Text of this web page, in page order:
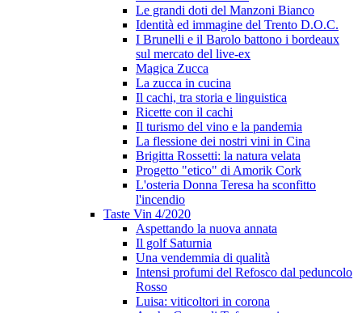
Le grandi doti del Manzoni Bianco
Identità ed immagine del Trento D.O.C.
I Brunelli e il Barolo battono i bordeaux
sul mercato del live-ex
Magica Zucca
La zucca in cucina
Il cachi, tra storia e linguistica
Ricette con il cachi
Il turismo del vino e la pandemia
La flessione dei nostri vini in Cina
Brigitta Rossetti: la natura velata
Progetto "etico" di Amorik Cork
L'osteria Donna Teresa ha sconfitto
l'incendio
Taste Vin 4/2020
Aspettando la nuova annata
Il golf Saturnia
Una vendemmia di qualità
Intensi profumi del Refosco dal peduncolo
Rosso
Luisa: viticoltori in corona